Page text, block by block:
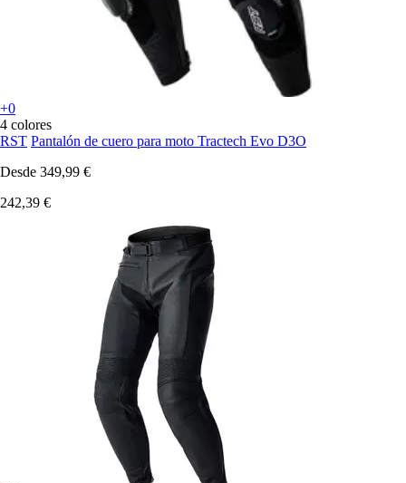
+0
4 colores
RST Pantalón de cuero para moto Tractech Evo D3O
Desde 349,99 €
242,39 €